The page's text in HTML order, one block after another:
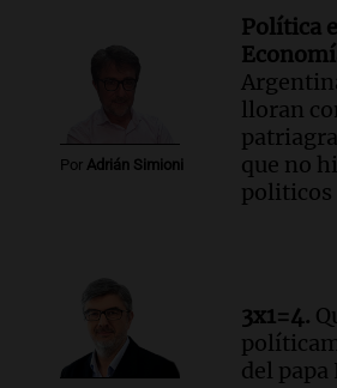
muertes de 90 personas
Noticias
Episodios
Alertas
Argentina: lluvias,
de viento fuertes en
Por Adrián Simioni
Política
lloran
que no
politicos
3x1=4.
del papa